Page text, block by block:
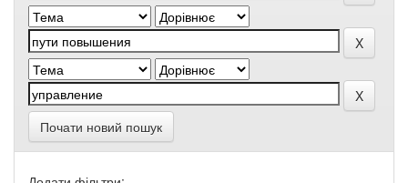
Почати новий пошук